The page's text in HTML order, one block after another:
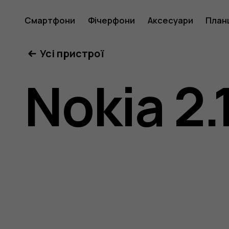
Nokia
Смартфони Фічерфони Аксесуари
Усі пристрої
Nokia